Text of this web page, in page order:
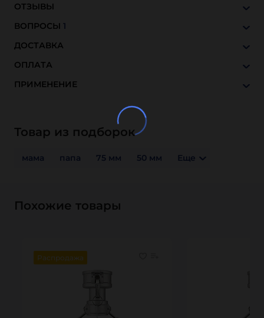
ОТЗЫВЫ
ВОПРОСЫ 1
ДОСТАВКА
ОПЛАТА
ПРИМЕНЕНИЕ
Товар из подборок
мама папа 75 мм 50 мм Еще
Похожие товары
Распродажа